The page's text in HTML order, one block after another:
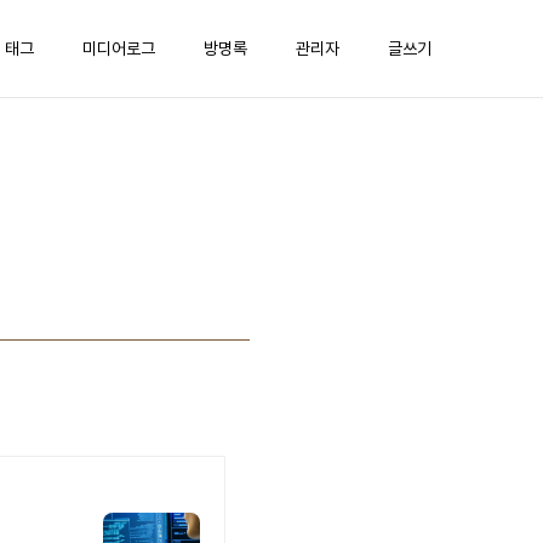
태그 미디어로그 방명록 관리자 글쓰기